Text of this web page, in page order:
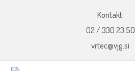
Kontakt:
02 / 330 23 50
vrtec@vjg.si